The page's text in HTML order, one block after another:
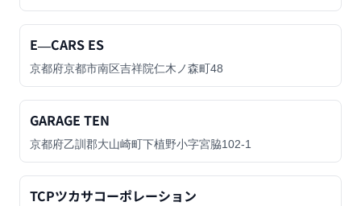
E―CARS ES
京都府京都市南区吉祥院仁木ノ森町48
GARAGE TEN
京都府乙訓郡大山崎町下植野小字宮脇102-1
TCPツカサコーポレーション